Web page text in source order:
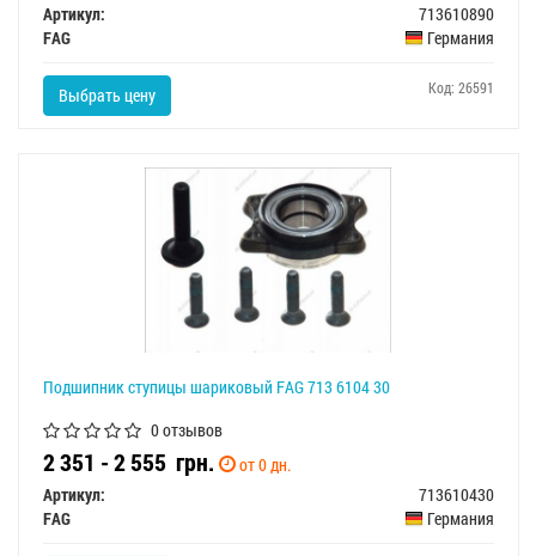
Артикул:
713610890
FAG
Германия
Выбрать цену Код: 26591
Подшипник ступицы шариковый FAG 713 6104 30
0 отзывов
2 351 - 2 555 грн.
от 0 дн.
Артикул:
713610430
FAG
Германия